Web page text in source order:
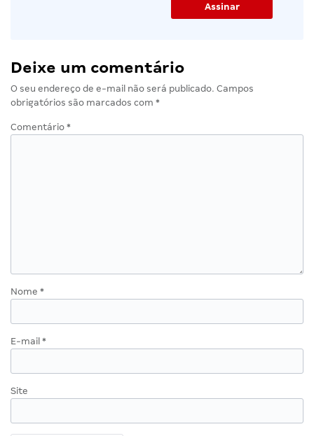
Deixe um comentário
O seu endereço de e-mail não será publicado. Campos
obrigatórios são marcados com *
Comentário *
Nome *
E-mail *
Site